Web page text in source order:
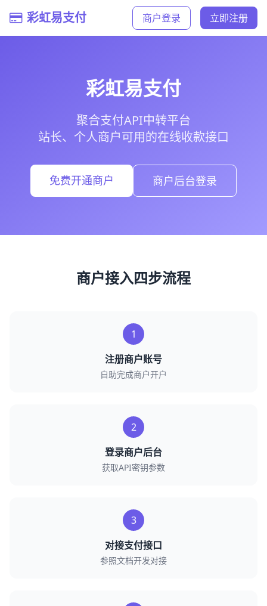
彩虹易支付 商户登录 立即注册
彩虹易支付
聚合支付API中转平台
站长、个人商户可用的在线收款接口
免费开通商户 商户后台登录
商户接入四步流程
1
注册商户账号
自助完成商户开户
2
登录商户后台
获取API密钥参数
3
对接支付接口
参照文档开发对接